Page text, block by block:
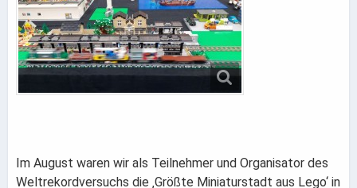
Im August waren wir als Teilnehmer und Organisator des
Weltrekordversuchs die ‚Größte Miniaturstadt aus Lego‘ in